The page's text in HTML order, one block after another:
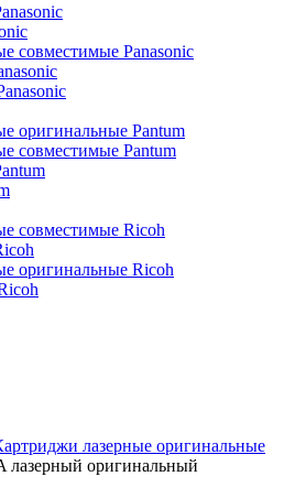
совместимые Panasonic
оригинальные Pantum
совместимые Pantum
совместимые Ricoh
оригинальные Ricoh
лазерные оригинальные
лазерный оригинальный